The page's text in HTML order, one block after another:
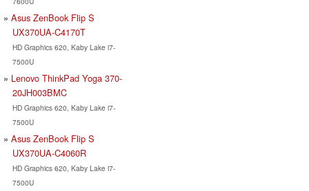
Asus ZenBook Flip S
UX370UA-C4170T
HD Graphics 620, Kaby Lake i7-
7500U
Lenovo ThinkPad Yoga 370-
20JH003BMC
HD Graphics 620, Kaby Lake i7-
7500U
Asus ZenBook Flip S
UX370UA-C4060R
HD Graphics 620, Kaby Lake i7-
7500U